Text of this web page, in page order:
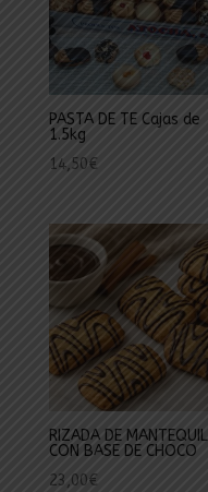
PASTA DE TE Cajas de
1.5kg
14,50€
RIZADA DE
CON BASE DE CHOCO
23,00€